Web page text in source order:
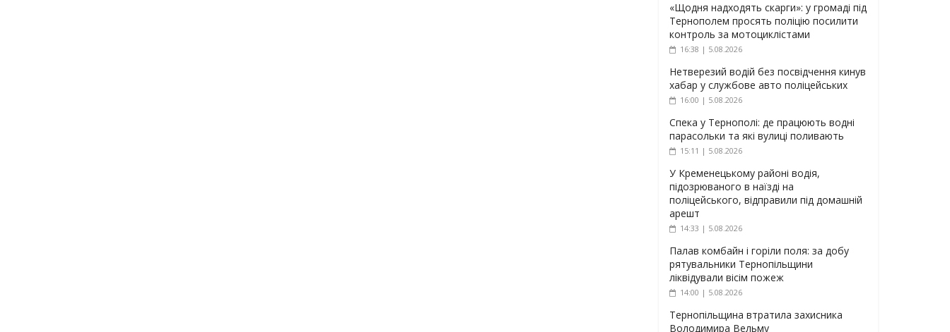
«Щодня надходять скарги»: у громаді під
Тернополем просять поліцію посилити
контроль за мотоциклістами
16:38 | 5.08.2026
Нетверезий водій без посвідчення кинув
хабар у службове авто поліцейських
16:00 | 5.08.2026
Спека у Тернополі: де працюють водні
парасольки та які вулиці поливають
15:11 | 5.08.2026
У Кременецькому районі водія,
підозрюваного в наїзді на
поліцейського, відправили під домашній
арешт
14:33 | 5.08.2026
Палав комбайн і горіли поля: за добу
рятувальники Тернопільщини
ліквідували вісім пожеж
14:00 | 5.08.2026
Тернопільщина втратила захисника
Володимира Вельму